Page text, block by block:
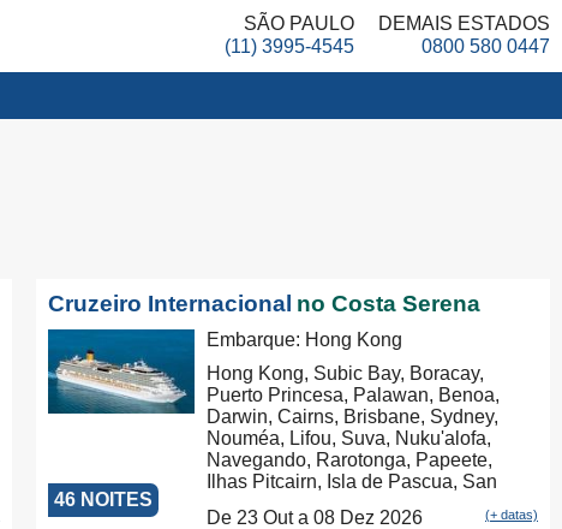
DEMAIS ESTADOS
0800 580 0447
SÃO PAULO
(11) 3995-4545
Cruzeiro Internacional no Costa Serena
46 NOITES
Embarque: Hong Kong
Hong Kong, Subic Bay, Boracay,
Puerto Princesa, Palawan, Benoa,
Darwin, Cairns, Brisbane, Sydney,
Nouméa, Lifou, Suva, Nuku'alofa,
Navegando, Rarotonga, Papeete,
Ilhas Pitcairn, Isla de Pascua, San
De 23 Out a 08 Dez 2026 (+ datas)